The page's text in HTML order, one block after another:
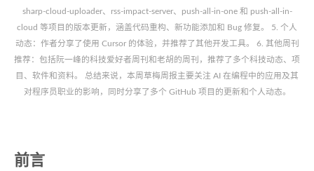
sharp-cloud-uploader、rss-impact-server、push-all-in-one 和 push-all-in-
cloud 等项目的版本更新，涵盖代码重构、新功能添加和 Bug 修复。 5. 个人
动态：作者分享了使用 Cursor 的体验，并推荐了其他开发工具。 6. 其他周刊
推荐：包括阮一峰的科技爱好者周刊和老胡的周刊，推荐了多个科技动态、项
目、软件和资料。 总结来说，本周草梅周报主要关注 AI 在编程中的应用及其
对程序员职业的影响，同时分享了多个 GitHub 项目的更新和个人动态。
前言